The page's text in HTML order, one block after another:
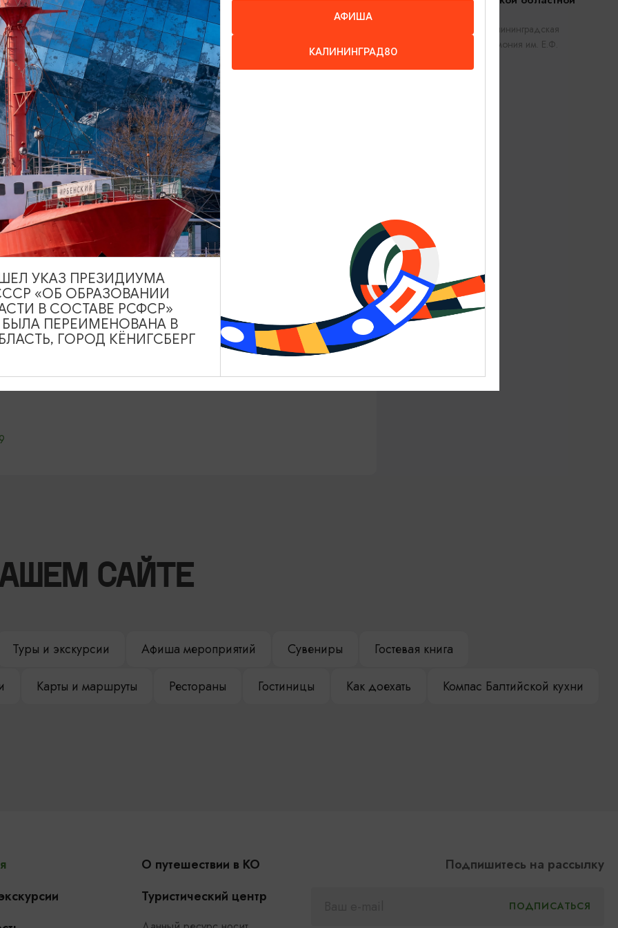
из оратории «Страсти по Матфею»
филармония им. Е.Ф. Светланова, ул. Б. Хмельницкого, 61а,
Калининград, Калининградская
областная филармония им. Е.Ф.
САЙТЕ
Туры и экскурсии Афиша мероприятий Сувениры Гостевая книга
Карты и маршруты Рестораны Гостиницы Как доехать Компас Балтийской кухни
О путешествии в КО
Туристический центр
Подпишитесь на рассылку
АФИША
КАЛИНИНГРАД80
УКАЗ ПРЕЗИДИУМА
«ОБ ОБРАЗОВАНИИ
В СОСТАВЕ РСФСР»
ПЕРЕИМЕНОВАНА В
ГОРОД КЁНИГСБЕРГ